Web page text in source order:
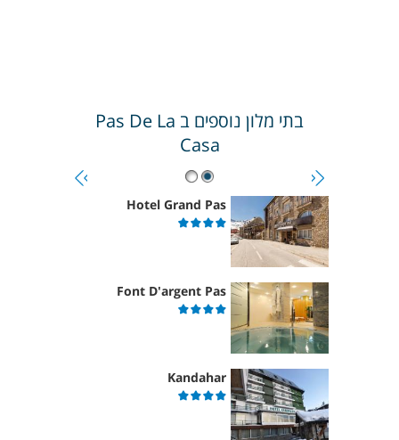
בתי מלון נוספים ב Pas De La
Casa
Hotel Grand Pas
Font D'argent Pas
Kandahar